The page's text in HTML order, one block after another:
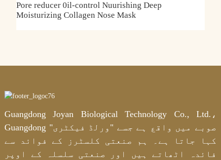
Pore ​​reducer 0il-control Nuurishing Deep
Moisturizing Collagen Nose Mask
Guangdong Joyan Biological Technology Co., Ltd.،
Guangdong صوبے میں واقع ہے جسے "ورلڈ فیکٹری"
کہا جاتا ہے۔ ہم صنعتی کلسٹرز کے فوائد سے
فائدہ اٹھاتے ہیں اور صنعتی سلسلہ کے اوپر